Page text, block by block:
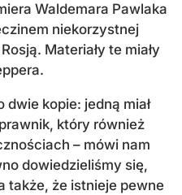
Waldemara Pawlaka
niekorzystnej
Materiały te miały
dwie kopie: jedną miał
który również
– mówi nam
dowiedzieliśmy się,
także, że istnieje pewne